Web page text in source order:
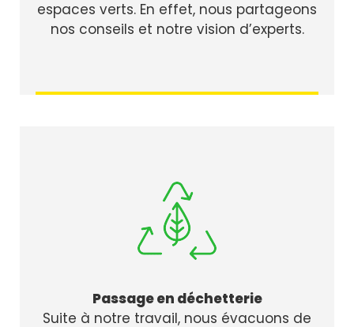
espaces verts. En effet, nous partageons
nos conseils et notre vision d’experts.
Passage en déchetterie
Suite à notre travail, nous évacuons de